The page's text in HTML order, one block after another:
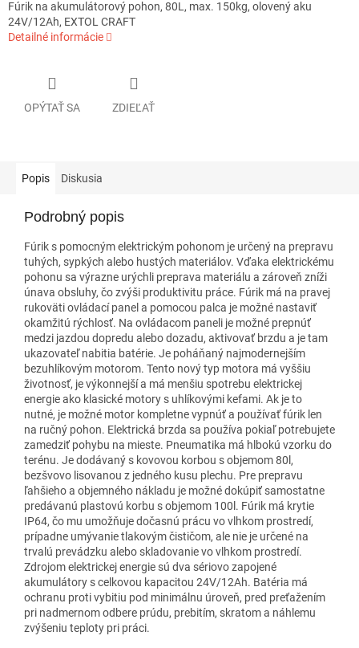
Fúrik na akumulátorový pohon, 80L, max. 150kg, olovený aku
24V/12Ah, EXTOL CRAFT
Detailné informácie
OPÝTAŤ SA ZDIEĽAŤ
Popis Diskusia
Podrobný popis
Fúrik s pomocným elektrickým pohonom je určený na prepravu
tuhých, sypkých alebo hustých materiálov. Vďaka elektrickému
pohonu sa výrazne urýchli preprava materiálu a zároveň zníži
únava obsluhy, čo zvýši produktivitu práce. Fúrik má na pravej
rukoväti ovládací panel a pomocou palca je možné nastaviť
okamžitú rýchlosť. Na ovládacom paneli je možné prepnúť
medzi jazdou dopredu alebo dozadu, aktivovať brzdu a je tam
ukazovateľ nabitia batérie. Je poháňaný najmodernejším
bezuhlíkovým motorom. Tento nový typ motora má vyššiu
životnosť, je výkonnejší a má menšiu spotrebu elektrickej
energie ako klasické motory s uhlíkovými kefami. Ak je to
nutné, je možné motor kompletne vypnúť a používať fúrik len
na ručný pohon. Elektrická brzda sa používa pokiaľ potrebujete
zamedziť pohybu na mieste. Pneumatika má hlbokú vzorku do
terénu. Je dodávaný s kovovou korbou s objemom 80l,
bezšvovo lisovanou z jedného kusu plechu. Pre prepravu
ľahšieho a objemného nákladu je možné dokúpiť samostatne
predávanú plastovú korbu s objemom 100l. Fúrik má krytie
IP64, čo mu umožňuje dočasnú prácu vo vlhkom prostredí,
prípadne umývanie tlakovým čističom, ale nie je určené na
trvalú prevádzku alebo skladovanie vo vlhkom prostredí.
Zdrojom elektrickej energie sú dva sériovo zapojené
akumulátory s celkovou kapacitou 24V/12Ah. Batéria má
ochranu proti vybitiu pod minimálnu úroveň, pred preťažením
pri nadmernom odbere prúdu, prebitím, skratom a náhlemu
zvýšeniu teploty pri práci.